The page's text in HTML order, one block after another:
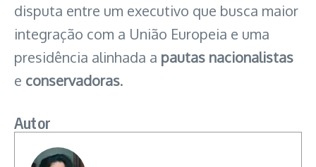
disputa entre um executivo que busca maior
integração com a União Europeia e uma
presidência alinhada a pautas nacionalistas
e conservadoras.
Autor